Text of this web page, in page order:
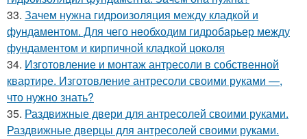
33. Зачем нужна гидроизоляция между кладкой и
фундаментом. Для чего необходим гидробарьер между
фундаментом и кирпичной кладкой цоколя
34. Изготовление и монтаж антресоли в собственной
квартире. Изготовление антресоли своими руками —,
что нужно знать?
35. Раздвижные двери для антресолей своими руками.
Раздвижные дверцы для антресолей своими руками.